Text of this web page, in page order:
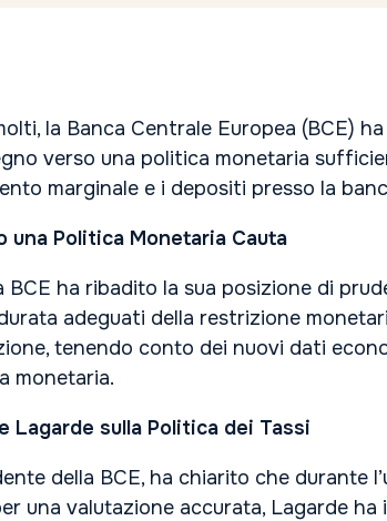
la Banca Centrale Europea (BCE)
verso una politica monetaria
marginale e i depositi presso la
una Politica Monetaria Cauta
BCE ha ribadito la sua posizione di
adeguati della restrizione
tenendo conto dei nuovi dati
monetaria.
Lagarde sulla Politica dei Tassi
della BCE, ha chiarito che
una valutazione accurata, Lagarde